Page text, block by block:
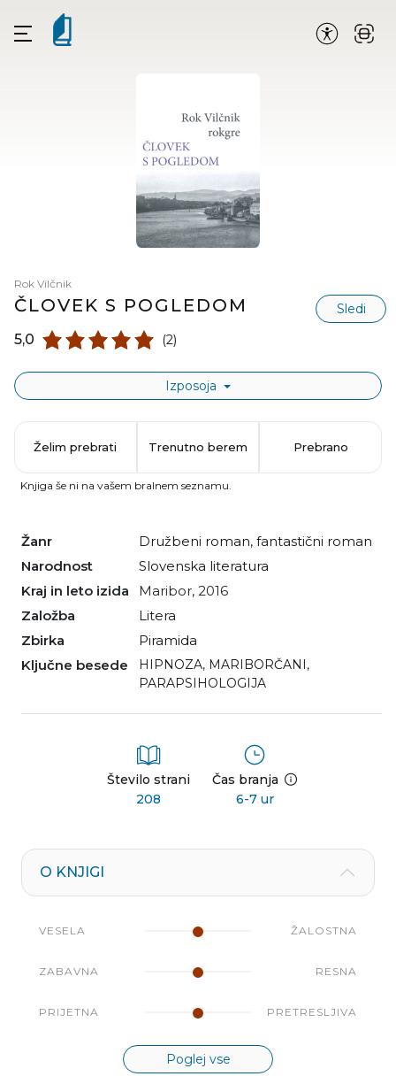
Rok Vilčnik
ČLOVEK S POGLEDOM Sledi
5,0 (2)
Izposoja
Žanr družbeni roman, fantastični roman
Narodnost
slovenska literatura
Kraj in leto izida
Maribor, 2016
Založba
Litera
Zbirka
Piramida
Ključne besede
HIPNOZA, MARIBORČANI,
PARAPSIHOLOGIJA
Število strani
208
Čas branja
6-7 ur
Želim prebrati Trenutno berem Prebrano
Knjiga še ni na vašem bralnem seznamu.
O KNJIGI
VESELA ŽALOSTNA
ZABAVNA RESNA
PRIJETNA PRETRESLJIVA
Poglej vse